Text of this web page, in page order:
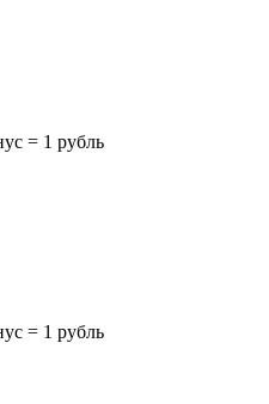
= 1 рубль
= 1 рубль